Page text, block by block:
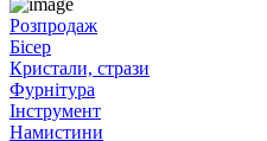
Розпродаж
Бісер
Кристали, стрази
Фурнітура
Інструмент
Намистини